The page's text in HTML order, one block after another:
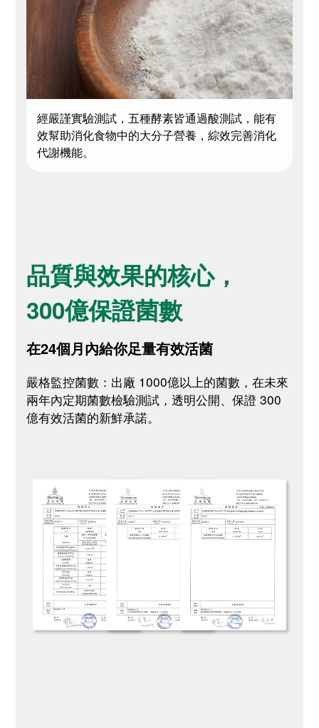
經嚴謹實驗測試，五種酵素皆通過酸測試，能有
效幫助消化食物中的大分子營養，綜效完善消化
代謝機能。
品質與效果的核心，
300億保證菌數
在24個月內給你足量有效活菌
嚴格監控菌數：出廠 1000億以上的菌數，在未來
兩年內定期菌數檢驗測試，透明公開、保證 300
億有效活菌的新鮮承諾。